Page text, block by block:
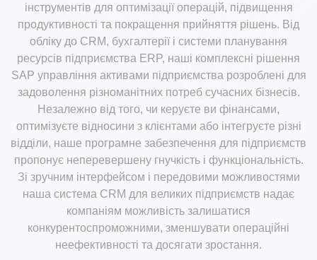
інструментів для оптимізації операцій, підвищення
продуктивності та покращення прийняття рішень. Від
обліку до CRM, бухгалтерії і системи планування
ресурсів підприємства ERP, наші комплексні рішення
SAP управління активами підприємства розроблені для
задоволення різноманітних потреб сучасних бізнесів.
Незалежно від того, чи керуєте ви фінансами,
оптимізуєте відносини з клієнтами або інтегруєте різні
відділи, наше програмне забезпечення для підприємств
пропонує неперевершену гнучкість і функціональність.
Зі зручним інтерфейсом і передовими можливостями
наша система CRM для великих підприємств надає
компаніям можливість залишатися
конкурентоспроможними, зменшувати операційні
неефективності та досягати зростання.